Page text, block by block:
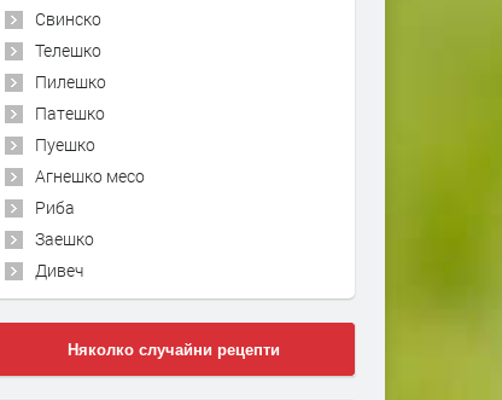
Свинско
Телешко
Пилешко
Патешко
Пуешко
Агнешко месо
Риба
Заешко
Дивеч
Няколко случайни рецепти